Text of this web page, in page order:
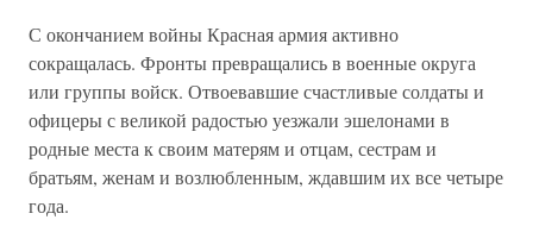
С окончанием войны Красная армия активно
сокращалась. Фронты превращались в военные округа
или группы войск. Отвоевавшие счастливые солдаты и
офицеры с великой радостью уезжали эшелонами в
родные места к своим матерям и отцам, сестрам и
братьям, женам и возлюбленным, ждавшим их все четыре
года.